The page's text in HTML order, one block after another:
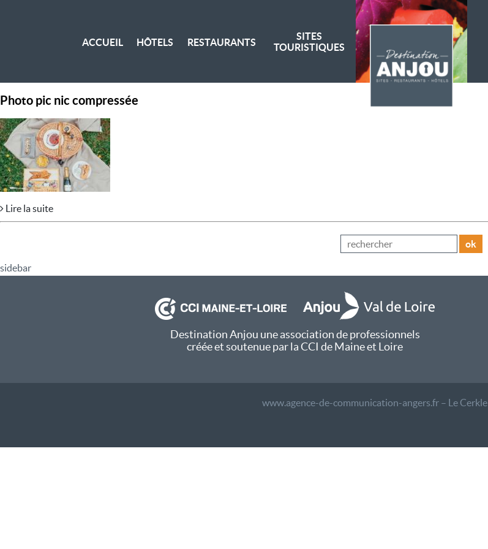
ACCUEIL HÔTELS RESTAURANTS
SITES
TOURISTIQUES
Photo pic nic compressée
Lire la suite
ok
sidebar
Destination Anjou une association de professionnels
créée et soutenue par la CCI de Maine et Loire
www.agence-de-communication-angers.fr – Le Cerkle